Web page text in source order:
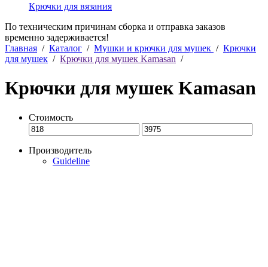
Крючки для вязания
По техническим причинам сборка и отправка заказов
временно задерживается!
Главная / Каталог / Мушки и крючки для мушек / Крючки
для мушек / Крючки для мушек Kamasan /
Крючки для мушек Kamasan
Стоимость
Производитель
Guideline